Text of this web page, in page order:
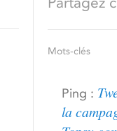
Mots-clés
Ping :
la